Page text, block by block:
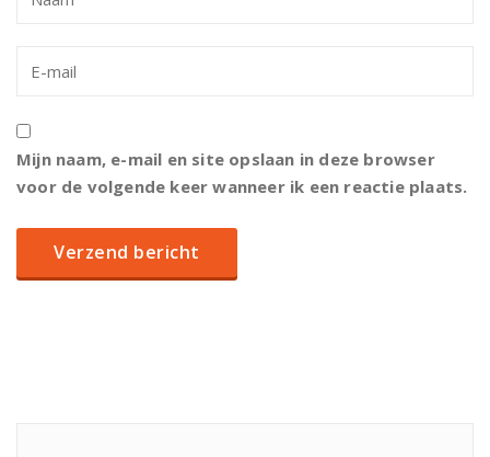
Mijn naam, e-mail en site opslaan in deze browser
voor de volgende keer wanneer ik een reactie plaats.